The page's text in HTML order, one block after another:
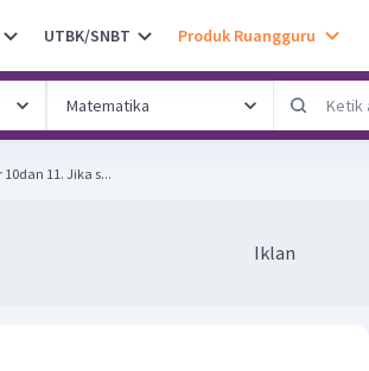
UTBK/SNBT Produk Ruangguru
Gambar untuk soal nomer 10dan 11. Jika s...
Iklan